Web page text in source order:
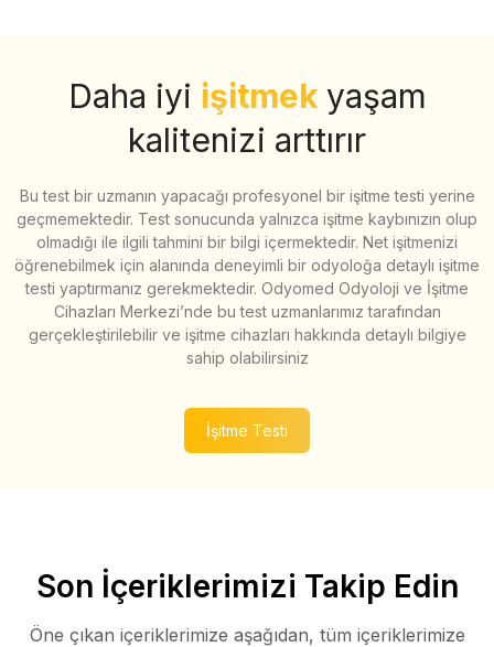
Daha iyi işitmek yaşam
kalitenizi arttırır
Bu test bir uzmanın yapacağı profesyonel bir işitme testi yerine
geçmemektedir. Test sonucunda yalnızca işitme kaybınızın olup
olmadığı ile ilgili tahmini bir bilgi içermektedir. Net işitmenizi
öğrenebilmek için alanında deneyimli bir odyoloğa detaylı işitme
testi yaptırmanız gerekmektedir. Odyomed Odyoloji ve İşitme
Cihazları Merkezi’nde bu test uzmanlarımız tarafından
gerçekleştirilebilir ve işitme cihazları hakkında detaylı bilgiye
sahip olabilirsiniz
İşitme Testi
Son İçeriklerimizi Takip Edin
Öne çıkan içeriklerimize aşağıdan, tüm içeriklerimize